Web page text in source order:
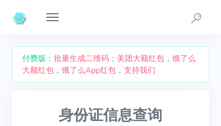
付费版： 批量生成二维码 ； 美团大额红包 ， 饿了么
大额红包 ， 饿了么App红包 ， 支持我们
身份证信息查询